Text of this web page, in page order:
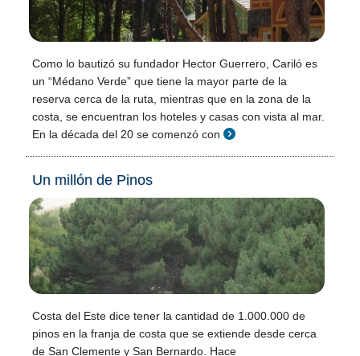
Como lo bautizó su fundador Hector Guerrero, Cariló es
un “Médano Verde” que tiene la mayor parte de la
reserva cerca de la ruta, mientras que en la zona de la
costa, se encuentran los hoteles y casas con vista al mar.
En la década del 20 se comenzó con
Un millón de Pinos
Costa del Este dice tener la cantidad de 1.000.000 de
pinos en la franja de costa que se extiende desde cerca
de San Clemente y San Bernardo. Hace